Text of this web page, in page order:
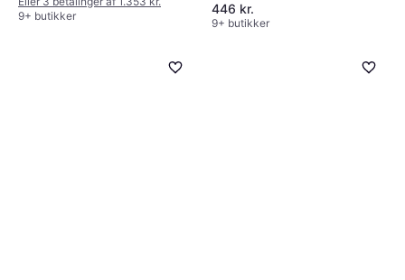
9+ butikker
446 kr.
9+ butikker